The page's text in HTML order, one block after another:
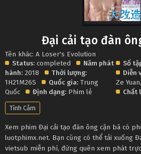
Đại cải tạo đàn
Tên khác: A Loser's Evolution
Status: completed
Năm phát
hành: 2018
Thời lượng:
1H21M26S
Quốc gia: Trung
Quốc
Định dạng: Phim lẻ
Số
Diễn
Ze Yuan
Chất
Tình Cảm
Xem phim Đại cải tạo đàn ông cặn bã có
luotphimx.net. Bạn cũng có thể tải xuống
vietsub miễn phí, đừng quên xem phát